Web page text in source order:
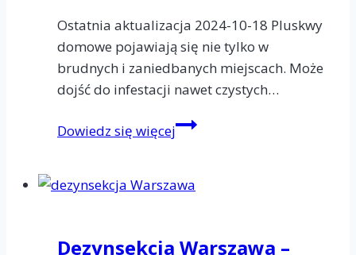
Ostatnia aktualizacja 2024-10-18 Pluskwy
domowe pojawiają się nie tylko w
brudnych i zaniedbanych miejscach. Może
dojść do infestacji nawet czystych…
Dowiedz się więcejPluskwy
się
Dezynsekcja Warszawa –